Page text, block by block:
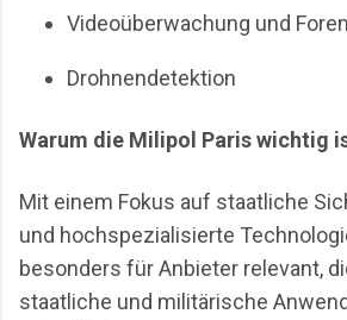
Videoüberwachung und
Drohnendetektion
Warum die Milipol Paris wichtig
Mit einem Fokus auf staatliche
und hochspezialisierte
besonders für Anbieter relevant,
staatliche und militärische